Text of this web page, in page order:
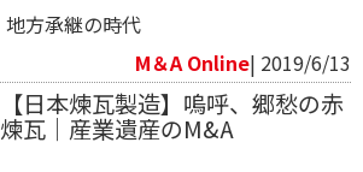
地方承継の時代
M＆A Online| 2019/6/13
【日本煉瓦製造】嗚呼、郷愁の赤
煉瓦｜産業遺産のM&A